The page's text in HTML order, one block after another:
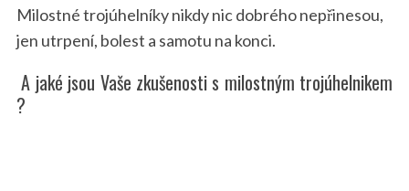
Milostné trojúhelníky nikdy nic dobrého nepřinesou,
jen utrpení, bolest a samotu na konci.
A jaké jsou Vaše zkušenosti s milostným trojúhelnikem
?